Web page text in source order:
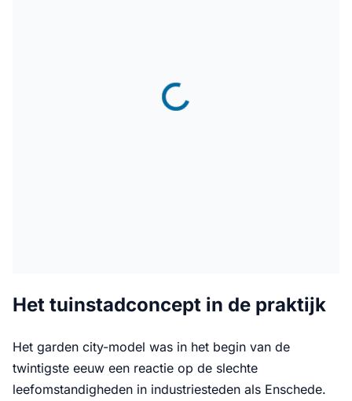
Het tuinstadconcept in de praktijk
Het garden city-model was in het begin van de
twintigste eeuw een reactie op de slechte
leefomstandigheden in industriesteden als Enschede.